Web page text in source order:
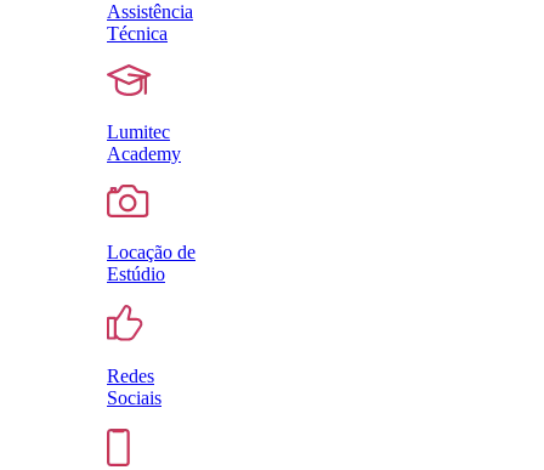
Assistência
Técnica
Lumitec
Academy
Locação de
Estúdio
Redes
Sociais